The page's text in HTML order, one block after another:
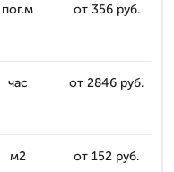
пог.м от 356 руб.
час от 2846 руб.
м2 от 152 руб.